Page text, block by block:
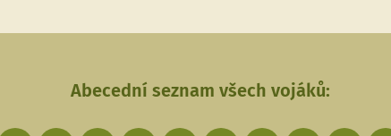
Abecední seznam všech vojáků: